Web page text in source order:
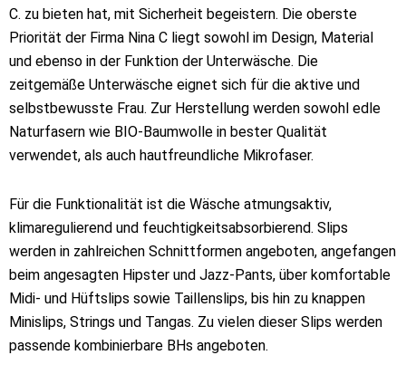
C. zu bieten hat, mit Sicherheit begeistern. Die oberste
Priorität der Firma Nina C liegt sowohl im Design, Material
und ebenso in der Funktion der Unterwäsche. Die
zeitgemäße Unterwäsche eignet sich für die aktive und
selbstbewusste Frau. Zur Herstellung werden sowohl edle
Naturfasern wie BIO-Baumwolle in bester Qualität
verwendet, als auch hautfreundliche Mikrofaser.
Für die Funktionalität ist die Wäsche atmungsaktiv,
klimaregulierend und feuchtigkeitsabsorbierend. Slips
werden in zahlreichen Schnittformen angeboten, angefangen
beim angesagten Hipster und Jazz-Pants, über komfortable
Midi- und Hüftslips sowie Taillenslips, bis hin zu knappen
Minislips, Strings und Tangas. Zu vielen dieser Slips werden
passende kombinierbare BHs angeboten.